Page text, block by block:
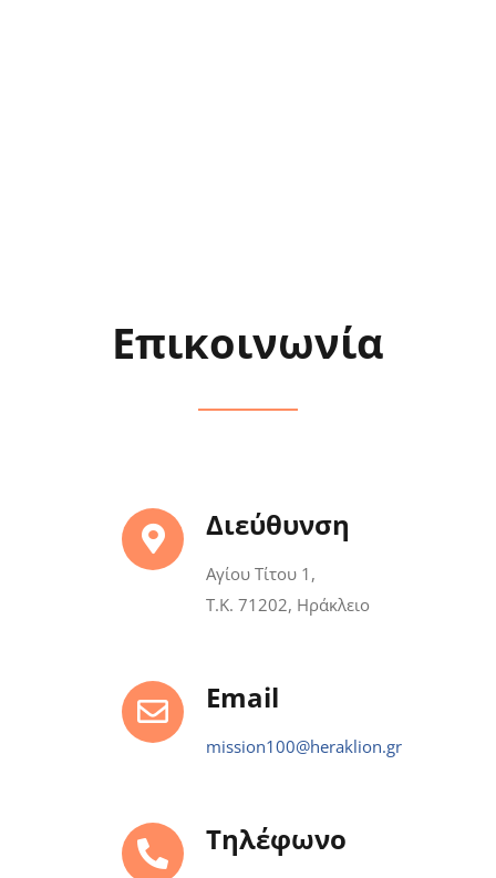
Επικοινωνία
Διεύθυνση
Αγίου Τίτου 1,
Τ.Κ. 71202, Ηράκλειο
Email
mission100@heraklion.gr
Τηλέφωνο